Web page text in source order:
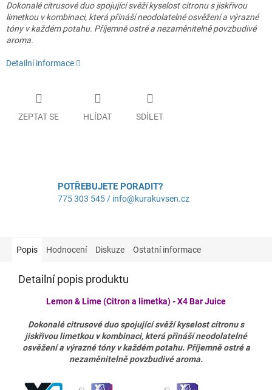
Dokonalé citrusové duo spojující svěží kyselost citronu s jiskřivou
limetkou v kombinaci, která přináší neodolatelné osvěžení a výrazné
tóny v každém potahu. Příjemně ostré a nezaměnitelně povzbudivé
aroma.
Detailní informace
ZEPTAT SE HLÍDAT SDÍLET
POTŘEBUJETE PORADIT?
775 303 545 / info@kurakuvsen.cz
Popis Hodnocení Diskuze Ostatní informace
Detailní popis produktu
Lemon & Lime (Citron a limetka) - X4 Bar Juice
Dokonalé citrusové duo spojující svěží kyselost citronu s
jiskřivou limetkou v kombinaci, která přináší neodolatelné
osvěžení a výrazné tóny v každém potahu. Příjemně ostré a
nezaměnitelně povzbudivé aroma.